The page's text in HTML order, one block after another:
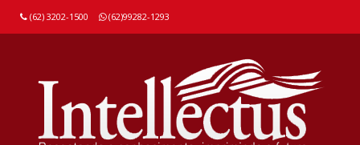
(62) 3202-1500 (62)99282-1293